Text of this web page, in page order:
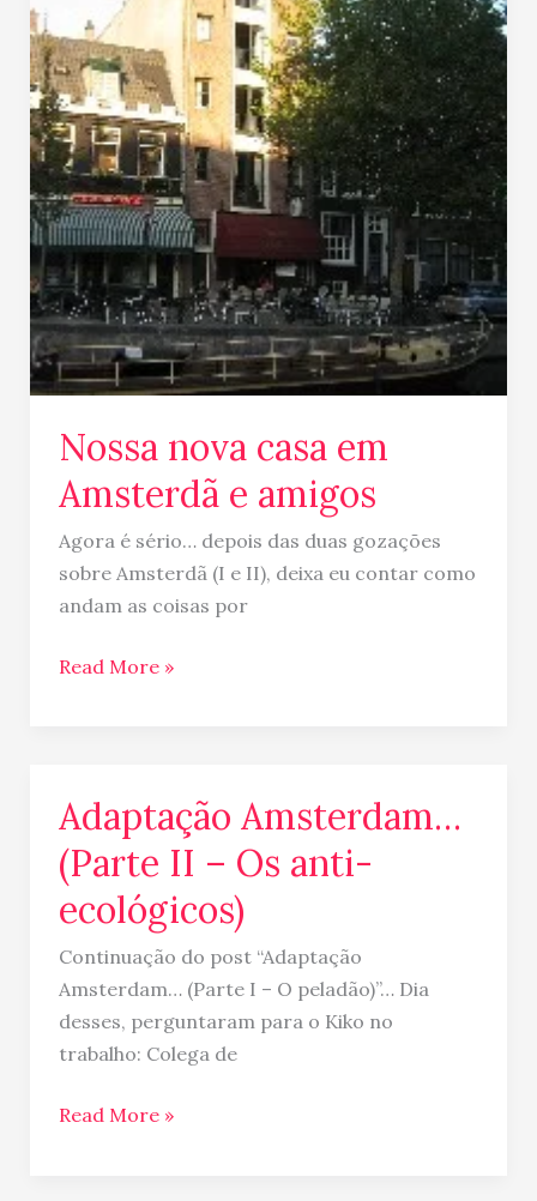
Nossa nova casa em
Amsterdã e amigos
Agora é sério… depois das duas gozações
sobre Amsterdã (I e II), deixa eu contar como
andam as coisas por
Amsterdã
e
amigos
Read More »
Adaptação Amsterdam…
(Parte II – Os anti-
ecológicos)
Continuação do post “Adaptação
Amsterdam… (Parte I – O peladão)”… Dia
desses, perguntaram para o Kiko no
trabalho: Colega de
Adaptação
Amsterdam…
(Parte
II
Os
anti-
ecológicos)
Read More »